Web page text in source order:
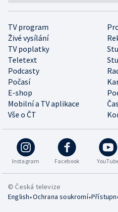
TV program
Živé vysílání
TV poplatky
Teletext
Podcasty
Počasí
E-shop
Mobilní a TV aplikace
Vše o ČT
Instagram Facebook
© Česká televize
English•Ochrana soukromí•